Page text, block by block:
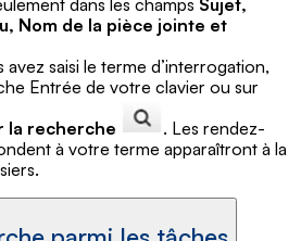
Nom de la pièce jointe et
avez saisi le terme d’interrogation,
Entrée de votre clavier ou sur
la recherche
. Les rendez-
à votre terme apparaîtront à la